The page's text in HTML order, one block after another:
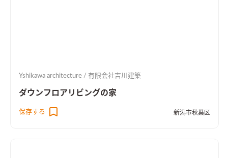
Yshikawa architecture / 有限会社吉川建築
ダウンフロアリビングの家
保存する 新潟市秋葉区